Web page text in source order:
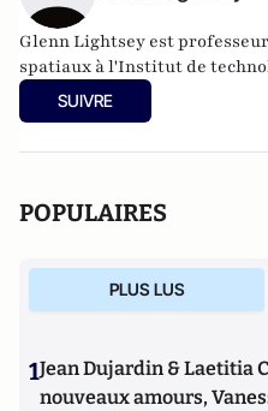
Glenn Lightsey est
spatiaux à l'Institut de
SUIVRE
POPULAIRES
PLUS LUS
1Jean Dujardin & Laetitia
nouveaux amours,